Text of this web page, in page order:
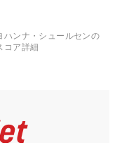
ハンナ・シュールセンの
コア詳細